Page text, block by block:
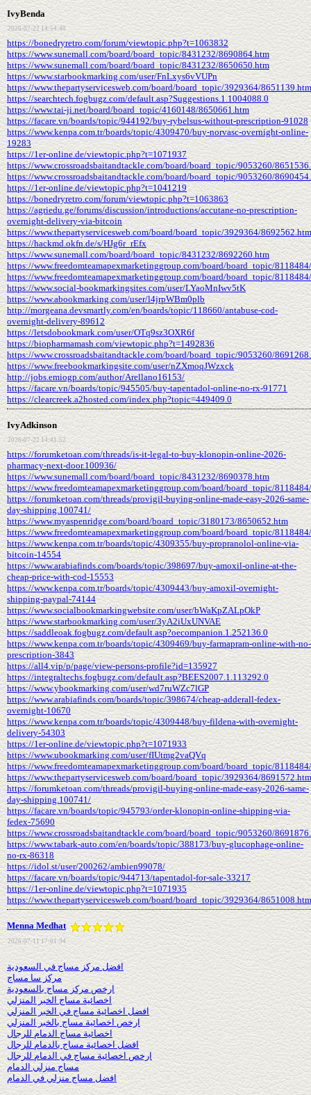
IvyBenda
2026-07-22 14:54:40
https://bonedryretro.com/forum/viewtopic.php?t=1063832
https://www.sunemall.com/board/board_topic/8431232/8690864.htm
https://www.sunemall.com/board/board_topic/8431232/8650650.htm
https://www.starbookmarking.com/user/FnLxys6vVUPn
https://www.thepartyservicesweb.com/board/board_topic/3929364/8651139.htm
https://searchtech.fogbugz.com/default.asp?Suggestions.1.1004088.0
https://www.tai-ji.net/board/board_topic/4160148/8650661.htm
https://facare.vn/boards/topic/944192/buy-rybelsus-without-prescription-91028
https://www.kenpa.com.tr/boards/topic/4309470/buy-norvasc-overnight-online-
19283
https://1er-online.de/viewtopic.php?t=1071937
https://www.crossroadsbaitandtackle.com/board/board_topic/9053260/
https://www.crossroadsbaitandtackle.com/board/board_topic/9053260/
https://1er-online.de/viewtopic.php?t=1041219
https://bonedryretro.com/forum/viewtopic.php?t=1063863
https://agriedu.ge/forums/discussion/introductions/accutane-no-prescription-
overnight-delivery-via-bitcoin
https://www.thepartyservicesweb.com/board/board_topic/3929364/8692562.htm
https://hackmd.okfn.de/s/HJg6r_rEfx
https://www.sunemall.com/board/board_topic/8431232/8692260.htm
https://www.freedomteamapexmarketinggroup.com/board/board_topic/
https://www.freedomteamapexmarketinggroup.com/board/board_topic/
https://www.social-bookmarkingsites.com/user/LYaoMnIwv5tK
https://www.abookmarking.com/user/l4jrpWBm0plb
http://morgeana.devsmartly.com/en/boards/topic/118660/antabuse-cod-
overnight-delivery-89612
https://letsdobookmark.com/user/OTq9sz3OXR6f
https://biopharmamash.com/viewtopic.php?t=1492836
https://www.crossroadsbaitandtackle.com/board/board_topic/9053260/
https://www.freebookmarkingsite.com/user/nZXmoqJWzxck
http://jobs.emiogp.com/author/Arellano16153/
https://facare.vn/boards/topic/945505/buy-tapentadol-online-no-rx-91771
https://clearcreek.a2hosted.com/index.php?topic=449409.0
IvyAdkinson
2026-07-22 14:41:52
https://forumketoan.com/threads/is-it-legal-to-buy-klonopin-online-2026-
pharmacy-next-door.100936/
https://www.sunemall.com/board/board_topic/8431232/8690378.htm
https://www.freedomteamapexmarketinggroup.com/board/board_topic/
https://forumketoan.com/threads/provigil-buying-online-made-easy-2026-same-
day-shipping.100741/
https://www.myaspenridge.com/board/board_topic/3180173/8650652.htm
https://www.freedomteamapexmarketinggroup.com/board/board_topic/
https://www.kenpa.com.tr/boards/topic/4309355/buy-propranolol-online-via-
bitcoin-14554
https://www.arabiafinds.com/boards/topic/398697/buy-amoxil-online-at-the-
cheap-price-with-cod-15553
https://www.kenpa.com.tr/boards/topic/4309443/buy-amoxil-overnight-
shipping-paypal-74144
https://www.socialbookmarkingwebsite.com/user/bWaKpZALpOkP
https://www.starbookmarking.com/user/3yA2iUxUNVAE
https://saddleoak.fogbugz.com/default.asp?oecompanion.1.252136.0
https://www.kenpa.com.tr/boards/topic/4309469/buy-farmapram-online-with-no-
prescription-3843
https://all4.vip/p/page/view-persons-profile?id=135927
https://integraltechs.fogbugz.com/default.asp?BEES2007.1.113292.0
https://www.ybookmarking.com/user/wd7ruWZc7lGP
https://www.arabiafinds.com/boards/topic/398674/cheap-adderall-fedex-
overnight-10670
https://www.kenpa.com.tr/boards/topic/4309448/buy-fildena-with-overnight-
delivery-54303
https://1er-online.de/viewtopic.php?t=1071933
https://www.ubookmarking.com/user/fIUtmg2vaQVq
https://www.freedomteamapexmarketinggroup.com/board/board_topic/
https://www.thepartyservicesweb.com/board/board_topic/3929364/8691572.htm
https://forumketoan.com/threads/provigil-buying-online-made-easy-2026-same-
day-shipping.100741/
https://facare.vn/boards/topic/945793/order-klonopin-online-shipping-via-
fedex-75690
https://www.crossroadsbaitandtackle.com/board/board_topic/9053260/
https://www.tabark-auto.com/en/boards/topic/388173/buy-glucophage-online-
no-rx-86318
https://idol.st/user/200262/ambien99078/
https://facare.vn/boards/topic/944713/tapentadol-for-sale-33217
https://1er-online.de/viewtopic.php?t=1071935
https://www.thepartyservicesweb.com/board/board_topic/3929364/8651008.htm
Menna Medhat
2026-07-11 17:01:34
افضل مركز مساج في السعودية
مركز سا مساج
ارخص مركز مساج بالسعودية
اخصائية مساج الخبر المنزلي
افضل اخصائية مساج في الخبر المنزلي
ارخص اخصائية مساج بالخبر المنزلي
اخصائية مساج الدمام للرجال
افضل اخصائية مساج بالدمام للرجال
ارخص اخصائية مساج في الدمام للرجال
مساج منزلي الدمام
افضل مساج منزلي في الدمام